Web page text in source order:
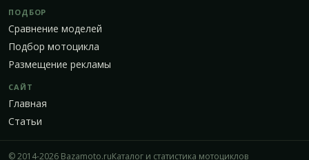
ПОДБОР
Сравнение моделей
Подбор мотоцикла
Размещение рекламы
САЙТ
Главная
Статьи
© 2014-2026 Bazamoto.ruКаталог и статистика мотоциклов